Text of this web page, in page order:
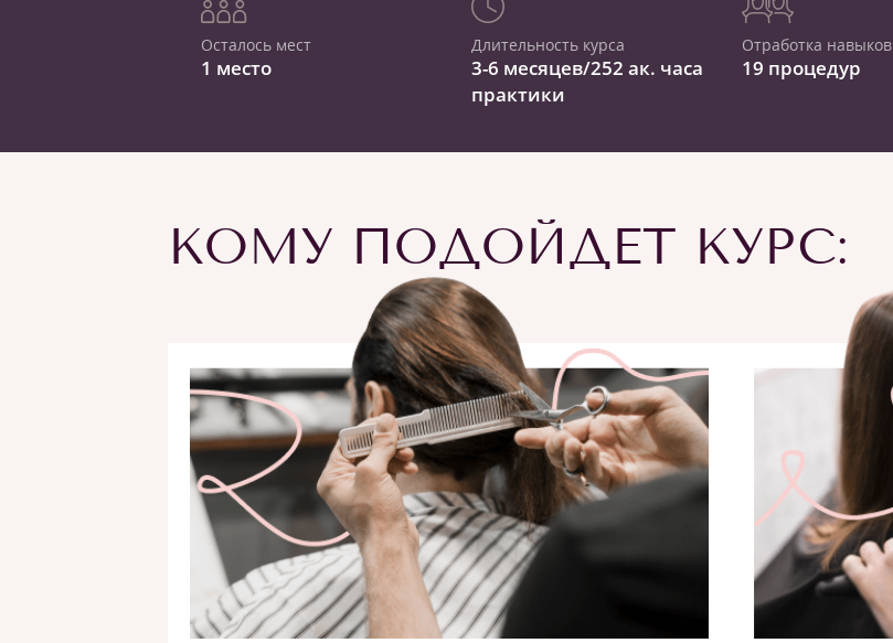
Осталось мест
1 место
Длительность курса
3-6 месяцев/252 ак. часа
практики
Отработка навыков
19 процедур
КОМУ ПОДОЙДЕТ КУРС: